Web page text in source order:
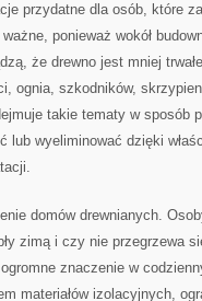
przydatne dla osób, które
ponieważ wokół
że drewno jest mniej
ognia, szkodników,
takie tematy w sposób
lub wyeliminować dzięki
domów drewnianych.
zimą i czy nie przegrzewa
znaczenie w
materiałów izolacyjnych,